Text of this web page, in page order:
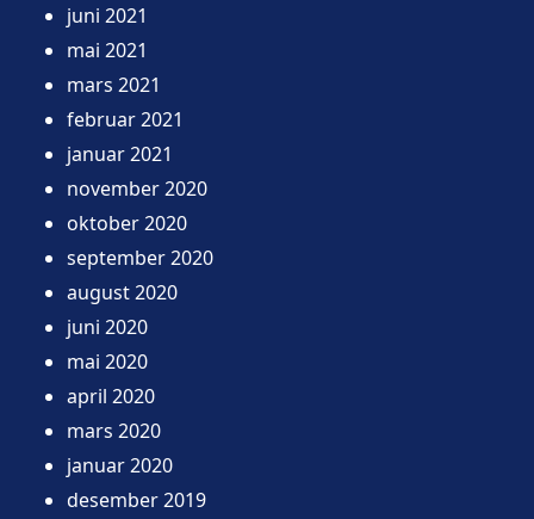
juni 2021
mai 2021
mars 2021
februar 2021
januar 2021
november 2020
oktober 2020
september 2020
august 2020
juni 2020
mai 2020
april 2020
mars 2020
januar 2020
desember 2019